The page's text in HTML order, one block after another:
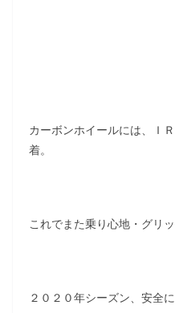
カーボンホイールには、Ｉ
着。
これでまた乗り心地・グリ
２０２０年シーズン、安全